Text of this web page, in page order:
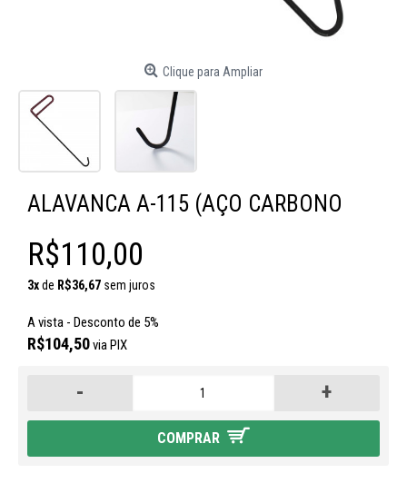
Clique para Ampliar
ALAVANCA A-115 (AÇO CARBONO
R$110,00
3xde R$36,67 sem juros
A vista - Desconto de 5%
R$104,50via PIX
- +
COMPRAR